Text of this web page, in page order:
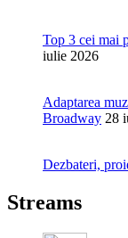
Top 3 cei mai
iulie 2026
Adaptarea
Broadway 28
Dezbateri,
Streams